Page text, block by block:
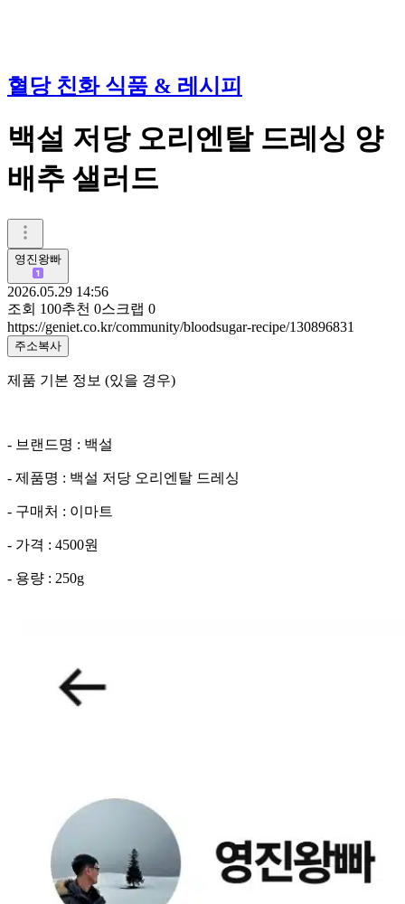
혈당 친화 식품 & 레시피
백설 저당 오리엔탈 드레싱 양
배추 샐러드
영진왕빠
2026.05.29 14:56
조회 100추천 0스크랩 0
https://geniet.co.kr/community/bloodsugar-recipe/130896831
주소복사
제품 기본 정보 (있을 경우)
- 브랜드명 : 백설
- 제품명 : 백설 저당 오리엔탈 드레싱
- 구매처 : 이마트
- 가격 : 4500원
- 용량 : 250g